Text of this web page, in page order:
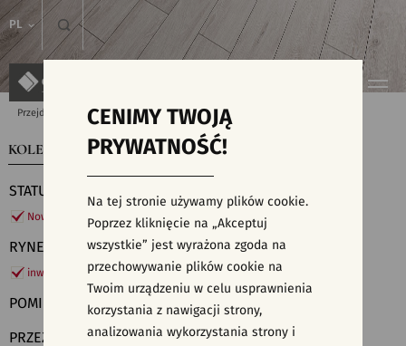
PL
Przejdź do strony głównej Kolekcje
KOLEKCJE WYSZUKIWARKA PŁYTEK
STATUS
Nowości
RYNEK
inwestycje
POMIESZCZENIE
PRZEZNACZENIE
CENIMY TWOJĄ
PRYWATNOŚĆ!
Na tej stronie używamy plików cookie.
Poprzez kliknięcie na „Akceptuj
wszystkie” jest wyrażona zgoda na
przechowywanie plików cookie na
Twoim urządzeniu w celu usprawnienia
korzystania z nawigacji strony,
analizowania wykorzystania strony i